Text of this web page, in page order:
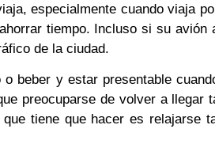
especialmente cuando viaja
tiempo. Incluso si su
de la ciudad.
beber y estar presentable
preocuparse de volver a llegar
tiene que hacer es relajarse